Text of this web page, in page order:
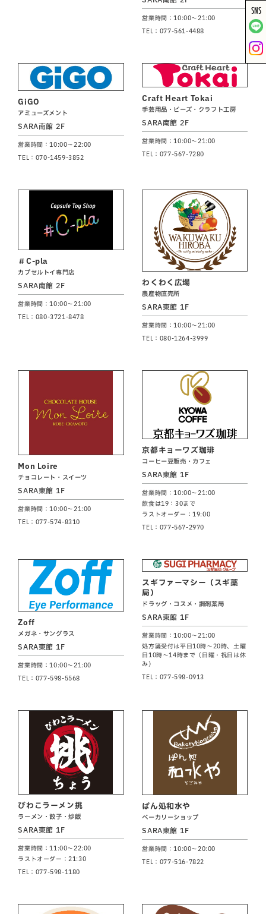
営業時間：10:00～21:00
TEL：077-561-4488
GiGO
アミューズメント
SARA南館 2F
営業時間：10:00～22:00
TEL：070-1459-3852
Craft Heart Tokai
手芸用品・ビーズ・クラフト工房
SARA南館 2F
営業時間：10:00～21:00
TEL：077-567-7280
＃C-pla
カプセルトイ専門店
SARA南館 2F
営業時間：10:00～21:00
TEL：080-3721-8478
わくわく広場
農産物直売所
SARA東館 1F
営業時間：10:00～21:00
TEL：080-1264-3999
Mon Loire
チョコレート・スイーツ
SARA東館 1F
営業時間：10:00～21:00
TEL：077-574-8310
京都キョーワズ珈琲
コーヒー豆販売・カフェ
SARA東館 1F
営業時間：10:00～21:00
飲食は19：30まで
ラストオーダー：19:00
TEL：077-567-2970
Zoff
メガネ・サングラス
SARA東館 1F
営業時間：10:00～21:00
TEL：077-598-5568
スギファーマシー（スギ薬
局）
ドラッグ・コスメ・調剤薬局
SARA東館 1F
営業時間：10:00～21:00
処方箋受付は平日10時～20時、土曜
日10時～14時まで（日曜・祝日は休
み）
TEL：077-598-0913
びわこラーメン挑
ラーメン・餃子・炒飯
SARA東館 1F
営業時間：11:00～22:00
ラストオーダー：21:30
TEL：077-598-1180
ぱん処和水や
ベーカリーショップ
SARA東館 1F
営業時間：10:00～20:00
TEL：077-516-7822
SNS